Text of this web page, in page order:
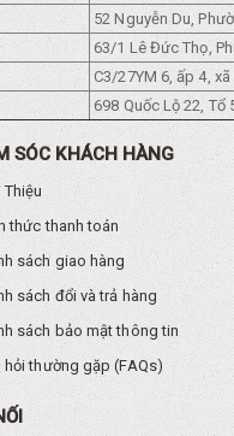
52 Nguyễn Du,
63/1 Lê Đức Thọ,
C3/27YM 6, ấp 4,
698 Quốc Lộ 22, Tổ
SÓC KHÁCH HÀNG
Thiệu
thức thanh toán
sách giao hàng
sách đổi và trả hàng
sách bảo mật thông tin
hỏi thường gặp (FAQs)